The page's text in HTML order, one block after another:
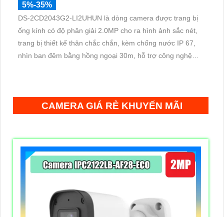
5%-35%
DS-2CD2043G2-LI2UHUN là dòng camera được trang bị
ống kính có độ phân giải 2.0MP cho ra hình ảnh sắc nét,
trang bị thiết kế thân chắc chắn, kèm chống nước IP 67,
nhìn ban đêm bằng hồng ngoại 30m, hỗ trợ công nghệ
CAMERA GIÁ RẺ KHUYẾN MÃI